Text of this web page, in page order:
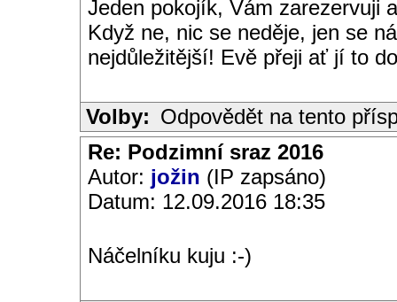
Jeden pokojík, Vám zarezervuji
Když ne, nic se neděje, jen se
nejdůležitější! Evě přeji ať jí to
Volby: Odpovědět na tento
Re: Podzimní sraz 2016
Autor: jožin (IP zapsáno)
Datum: 12.09.2016 18:35
Náčelníku kuju :-)